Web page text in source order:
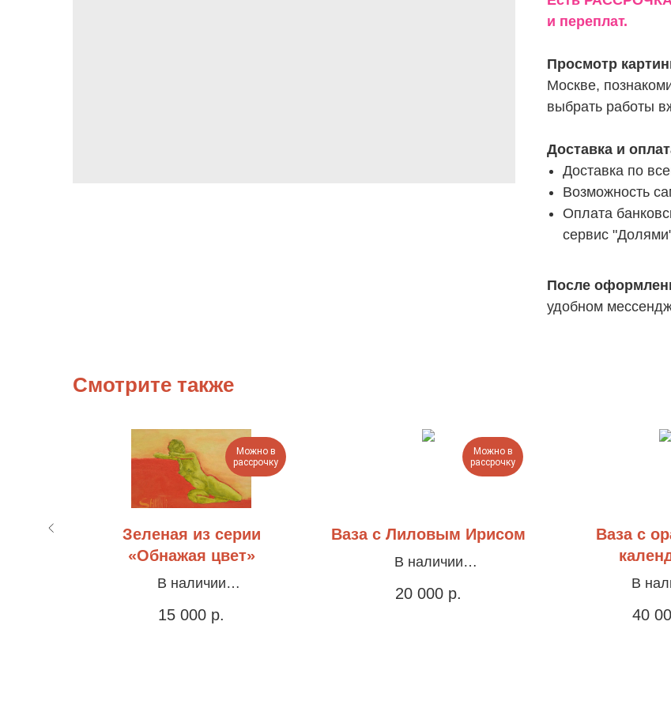
и переплат.
Просмотр
Москве,
выбрать работы
Доставка и
Доставка по
Возможность
Оплата
сервис
После
удобном
Смотрите также
Можно в
рассрочку
Зеленая из серии
«Обнажая цвет»
В наличии
раму, 35х45см
15 000 р.
Можно в
рассрочку
Ваза с Лиловым Ирисом
В наличии
20 000 р.
Ваза с
В
40